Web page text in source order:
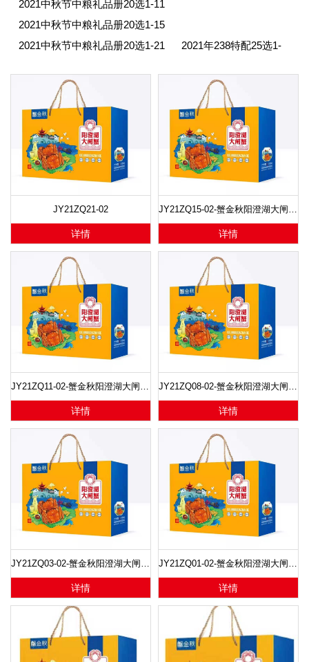
2021中秋节中粮礼品册20选1-11
2021中秋节中粮礼品册20选1-15
2021中秋节中粮礼品册20选1-21
2021年238特配25选1-
JY21ZQ21-02
详情
JY21ZQ15-02-蟹金秋阳澄湖大闸蟹-未蟹悦享
详情
JY21ZQ11-02-蟹金秋阳澄湖大闸蟹-午蟹献享
详情
JY21ZQ08-02-蟹金秋阳澄湖大闸蟹-巳蟹贡礼
详情
JY21ZQ03-02-蟹金秋阳澄湖大闸蟹-寅蟹尊礼
详情
JY21ZQ01-02-蟹金秋阳澄湖大闸蟹-子蟹献秋
详情